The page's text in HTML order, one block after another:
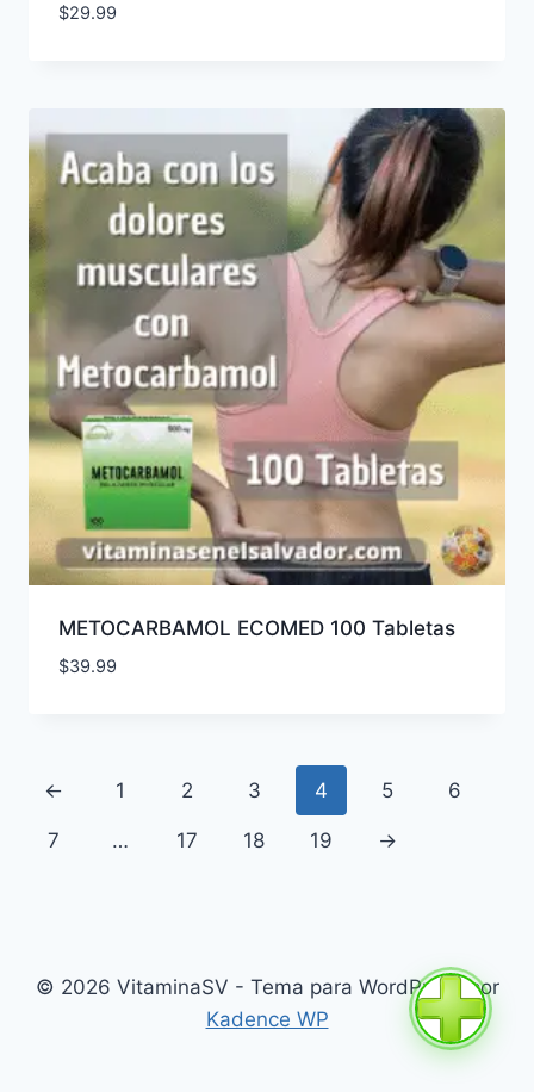
$29.99
METOCARBAMOL ECOMED 100 Tabletas
$39.99
← 1 2 3 4 5 6
7 … 17 18 19 →
© 2026 VitaminaSV - Tema para WordPress por
Kadence WP